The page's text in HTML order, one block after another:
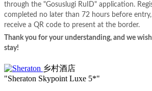
through the "Gosuslugi RuID" application.
completed no later than 72 hours before
receive a QR code to present at the border.
Thank you for your understanding, and we
stay!
乡村酒店
"Sheraton Skypoint Luxe 5*"